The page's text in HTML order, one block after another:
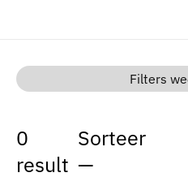
Filters
0
result
Sorteer
—